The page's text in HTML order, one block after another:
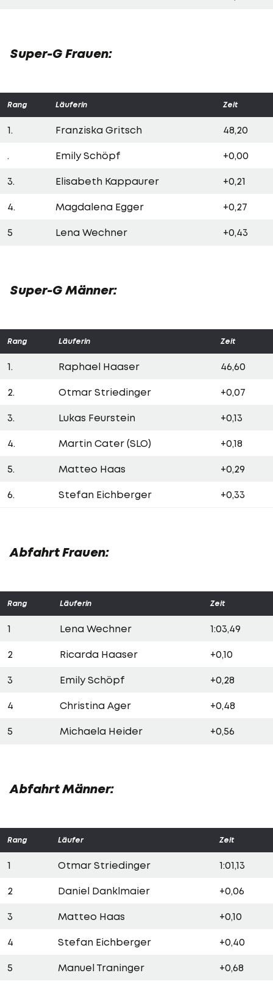
Super-G Frauen:
Rang Läuferin Zeit
1. Franziska Gritsch 48,20
. Emily Schöpf +0,00
3. Elisabeth Kappaurer +0,21
4. Magdalena Egger +0,27
5 Lena Wechner +0,43
Super-G Männer:
Rang Läuferin Zeit
1. Raphael Haaser 46,60
2. Otmar Striedinger +0,07
3. Lukas Feurstein +0,13
4. Martin Cater (SLO) +0,18
5. Matteo Haas +0,29
6. Stefan Eichberger +0,33
Abfahrt Frauen:
Rang Läuferin Zeit
1 Lena Wechner 1:03,49
2 Ricarda Haaser +0,10
3 Emily Schöpf +0,28
4 Christina Ager +0,48
5 Michaela Heider +0,56
Abfahrt Männer:
Rang Läufer Zeit
1 Otmar Striedinger 1:01,13
2 Daniel Danklmaier +0,06
3 Matteo Haas +0,10
4 Stefan Eichberger +0,40
5 Manuel Traninger +0,68